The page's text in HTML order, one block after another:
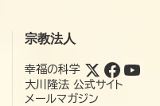
宗教法人
幸福の科学
大川隆法 公式サイト
メールマガジン